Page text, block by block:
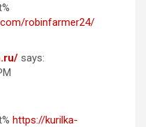
robinfarmer24/
says:
https://kurilka-